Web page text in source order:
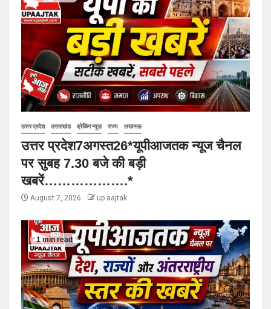
उत्तर प्रदेश उत्तराखंड ब्रेकिंग न्यूज़ राज्य लखनऊ
उत्तर प्रदेश7अगस्त26*यूपीआजतक न्यूज चैनल
पर सुबह 7.30 बजे की बड़ी
खबरें……………….*
August 7, 2026 up aajtak
1 min read